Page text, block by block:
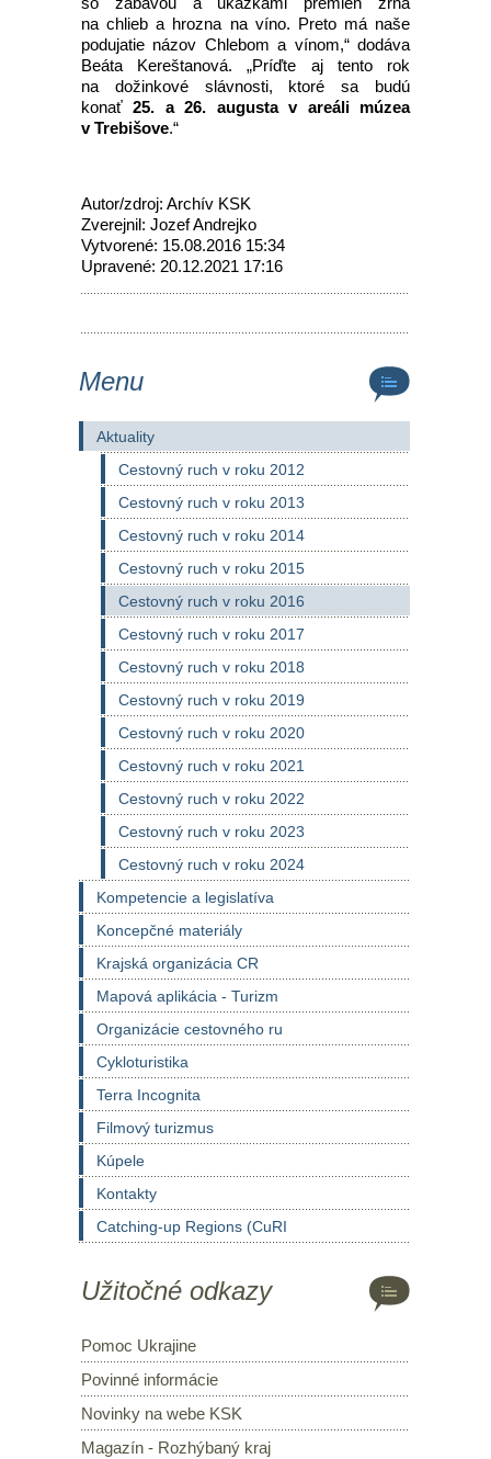
na chlieb a hrozna na víno. Preto má naše
podujatie názov Chlebom a vínom,“ dodáva
Beáta Kereštanová. „Príďte aj tento rok
na dožinkové slávnosti, ktoré sa budú
konať25. a 26. augustav areáli múzea
v Trebišove.“
Autor/zdroj: Archív KSK
Zverejnil: Jozef Andrejko
Vytvorené: 15.08.2016 15:34
Upravené: 20.12.2021 17:16
Menu
Aktuality
Cestovný ruch v roku 2012
Cestovný ruch v roku 2013
Cestovný ruch v roku 2014
Cestovný ruch v roku 2015
Cestovný ruch v roku 2016
Cestovný ruch v roku 2017
Cestovný ruch v roku 2018
Cestovný ruch v roku 2019
Cestovný ruch v roku 2020
Cestovný ruch v roku 2021
Cestovný ruch v roku 2022
Cestovný ruch v roku 2023
Cestovný ruch v roku 2024
Kompetencie a legislatíva
Koncepčné materiály
Krajská organizácia CR
Mapová aplikácia - Turizm
Organizácie cestovného ru
Cykloturistika
Terra Incognita
Filmový turizmus
Kúpele
Kontakty
Catching-up Regions (CuRI
Užitočné odkazy
Pomoc Ukrajine
Povinné informácie
Novinky na webe KSK
Magazín - Rozhýbaný kraj